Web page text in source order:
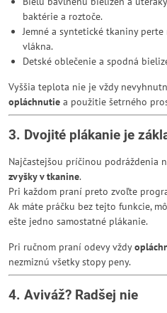
baktérie a roztoče.
Jemné a syntetické tkaniny perte
vlákna.
Detské oblečenie a spodná
Vyššia teplota nie je vždy
opláchnutie a použitie šetrného
3. Dvojité plákanie je
Najčastejšou príčinou podráždenia
zvyšky v tkanine.
Pri každom praní preto zvoľte
Ak máte práčku bez tejto funkcie,
ešte jedno samostatné plákanie.
Pri ručnom praní odevy vždy
nezmiznú všetky stopy peny.
4. Aviváž? Radšej nie